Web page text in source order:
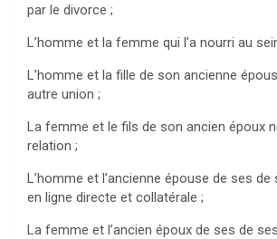
par le divorce ;
L’homme et la femme qui l’a nourri au
L’homme et la fille de son ancienne
autre union ;
La femme et le fils de son ancien époux
relation ;
L’homme et l’ancienne épouse de ses
en ligne directe et collatérale ;
La femme et l’ancien époux de ses de